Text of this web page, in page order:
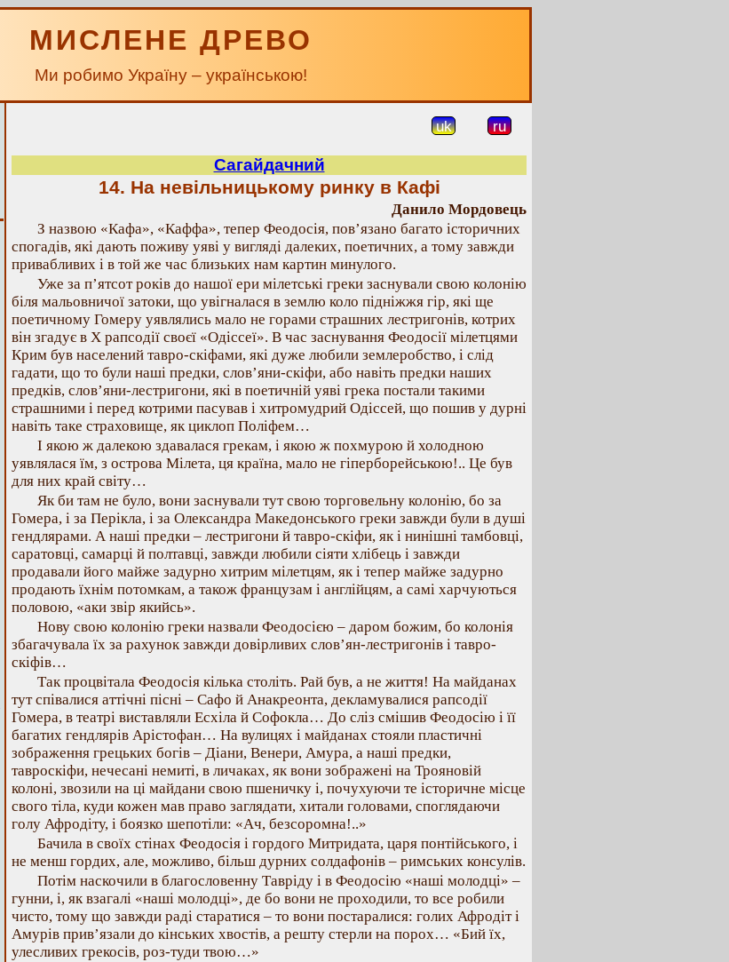
МИСЛЕНЕ ДРЕВО
Ми робимо Україну – українською!
uk ru
Сагайдачний
14. На невільницькому ринку в Кафі
Данило Мордовець
З назвою «Кафа», «Каффа», тепер Феодосія, пов’язано багато історичних
спогадів, які дають поживу уяві у вигляді далеких, поетичних, а тому завжди
привабливих і в той же час близьких нам картин минулого.
Уже за п’ятсот років до нашої ери мілетські греки заснували свою колонію
біля мальовничої затоки, що увігналася в землю коло підніжжя гір, які ще
поетичному Гомеру уявлялись мало не горами страшних лестригонів, котрих
він згадує в X рапсодії своєї «Одіссеї». В час заснування Феодосії мілетцями
Крим був населений тавро-скіфами, які дуже любили землеробство, і слід
гадати, що то були наші предки, слов’яни-скіфи, або навіть предки наших
предків, слов’яни-лестригони, які в поетичній уяві грека постали такими
страшними і перед котрими пасував і хитромудрий Одіссей, що пошив у дурні
навіть таке страховище, як циклоп Поліфем…
І якою ж далекою здавалася грекам, і якою ж похмурою й холодною
уявлялася їм, з острова Мілета, ця країна, мало не гіперборейською!.. Це був
для них край світу…
Як би там не було, вони заснували тут свою торговельну колонію, бо за
Гомера, і за Перікла, і за Олександра Македонського греки завжди були в душі
гендлярами. А наші предки – лестригони й тавро-скіфи, як і нинішні тамбовці,
саратовці, самарці й полтавці, завжди любили сіяти хлібець і завжди
продавали його майже задурно хитрим мілетцям, як і тепер майже задурно
продають їхнім потомкам, а також французам і англійцям, а самі харчуються
половою, «аки звір якийсь».
Нову свою колонію греки назвали Феодосією – даром божим, бо колонія
збагачувала їх за рахунок завжди довірливих слов’ян-лестригонів і тавро-
скіфів…
Так процвітала Феодосія кілька століть. Рай був, а не життя! На майданах
тут співалися аттічні пісні – Сафо й Анакреонта, декламувалися рапсодії
Гомера, в театрі виставляли Есхіла й Софокла… До сліз смішив Феодосію і її
багатих гендлярів Арістофан… На вулицях і майданах стояли пластичні
зображення грецьких богів – Діани, Венери, Амура, а наші предки,
тавроскіфи, нечесані немиті, в личаках, як вони зображені на Трояновій
колоні, звозили на ці майдани свою пшеничку і, почухуючи те історичне місце
свого тіла, куди кожен мав право заглядати, хитали головами, споглядаючи
голу Афродіту, і боязко шепотіли: «Ач, безсоромна!..»
Бачила в своїх стінах Феодосія і гордого Митридата, царя понтійського, і
не менш гордих, але, можливо, більш дурних солдафонів – римських консулів.
Потім наскочили в благословенну Тавріду і в Феодосію «наші молодці» –
гунни, і, як взагалі «наші молодці», де бо вони не проходили, то все робили
чисто, тому що завжди раді старатися – то вони постаралися: голих Афродіт і
Амурів прив’язали до кінських хвостів, а решту стерли на порох… «Бий їх,
улесливих грекосів, роз-туди твою…»